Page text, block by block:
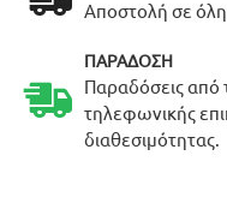
Αποστολή σε
ΠΑΡΆΔΟΣΗ
Παραδόσεις από
τηλεφωνικής
διαθεσιμότητας.